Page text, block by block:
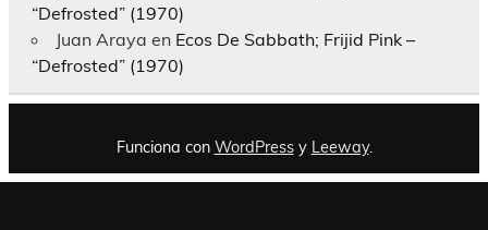
“Defrosted” (1970)
Juan Araya en Ecos De Sabbath; Frijid Pink –
“Defrosted” (1970)
Funciona con WordPressy Leeway.